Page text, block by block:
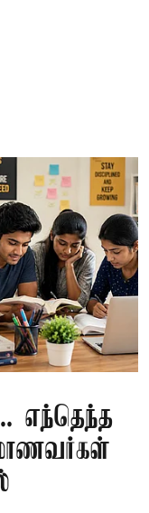
எந்தெந்த
மாணவர்கள்